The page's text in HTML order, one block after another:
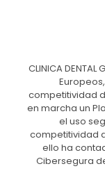
CLINICA
competitividad
en marcha un
el uso
competitividad
ello ha
Cibersegura